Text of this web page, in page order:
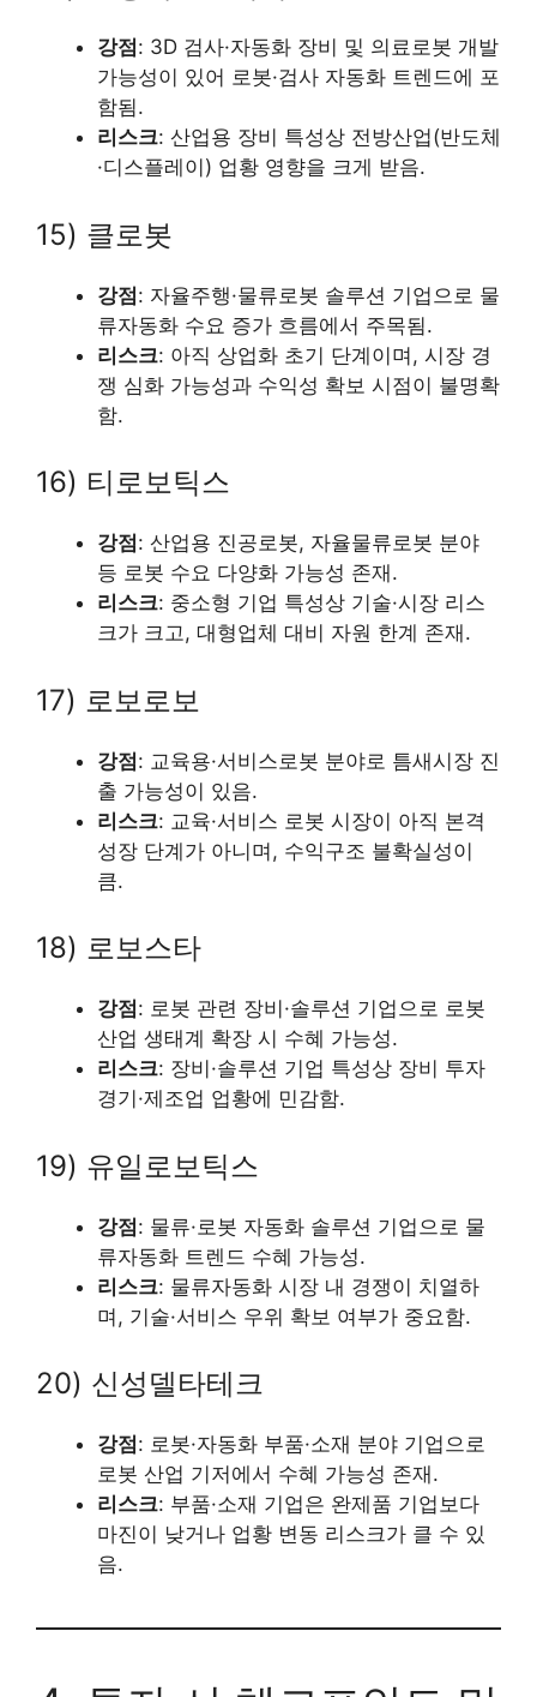
강점 : 3D 검사·자동화 장비 및 의료로봇 개발
가능성이 있어 로봇·검사 자동화 트렌드에 포
함됨.
리스크: 산업용 장비 특성상 전방산업(반도체
·디스플레이) 업황 영향을 크게 받음.
15) 클로봇
강점: 자율주행·물류로봇 솔루션 기업으로 물
류자동화 수요 증가 흐름에서 주목됨.
리스크: 아직 상업화 초기 단계이며, 시장 경
쟁 심화 가능성과 수익성 확보 시점이 불명확
함.
16) 티로보틱스
강점 : 산업용 진공로봇, 자율물류로봇 분야
등 로봇 수요 다양화 가능성 존재.
리스크: 중소형 기업 특성상 기술·시장 리스
크가 크고, 대형업체 대비 자원 한계 존재.
17) 로보로보
강점: 교육용·서비스로봇 분야로 틈새시장 진
출 가능성이 있음.
리스크: 교육·서비스 로봇 시장이 아직 본격
성장 단계가 아니며, 수익구조 불확실성이
큼.
18) 로보스타
강점 : 로봇 관련 장비·솔루션 기업으로 로봇
산업 생태계 확장 시 수혜 가능성.
리스크: 장비·솔루션 기업 특성상 장비 투자
경기·제조업 업황에 민감함.
19) 유일로보틱스
강점: 물류·로봇 자동화 솔루션 기업으로 물
류자동화 트렌드 수혜 가능성.
리스크: 물류자동화 시장 내 경쟁이 치열하
며, 기술·서비스 우위 확보 여부가 중요함.
20) 신성델타테크
강점 : 로봇·자동화 부품·소재 분야 기업으로
로봇 산업 기저에서 수혜 가능성 존재.
리스크: 부품·소재 기업은 완제품 기업보다
마진이 낮거나 업황 변동 리스크가 클 수 있
음.